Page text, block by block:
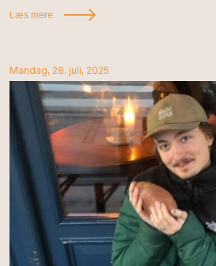
Læs mere
Mandag, 28. juli, 2025